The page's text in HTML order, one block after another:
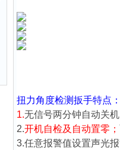
扭力角度检测扳手特点
1.无信号两分钟自动关
2.开机自检及自动置零；
3.任意报警值设置声光